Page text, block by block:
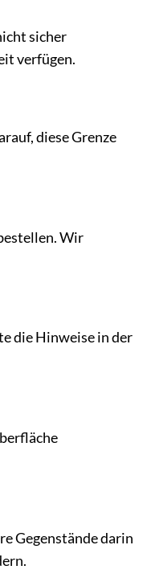
sicher
verfügen.
diese Grenze
Wir
die Hinweise in der
Gegenstände darin